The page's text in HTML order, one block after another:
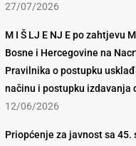
27/07/2026
M I Š LJ E NJ E po zahtjevu
Bosne i Hercegovine na
Pravilnika o postupku
načinu i postupku izdavanja
12/06/2026
Priopćenje za javnost sa 45.